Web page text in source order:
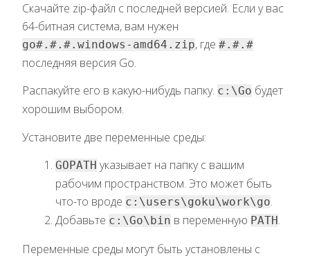
Скачайте zip-файл с последней версией. Если у вас
64-битная система, вам нужен
go#.#.#.windows-amd64.zip, где #.#.#
последняя версия Go.
Распакуйте его в какую-нибудь папку. c:\Go будет
хорошим выбором.
Установите две переменные среды:
GOPATH указывает на папку с вашим
рабочим пространством. Это может быть
что-то вроде c:\users\goku\work\go.
Добавьте c:\Go\bin в переменную PATH .
Переменные среды могут быть установлены с